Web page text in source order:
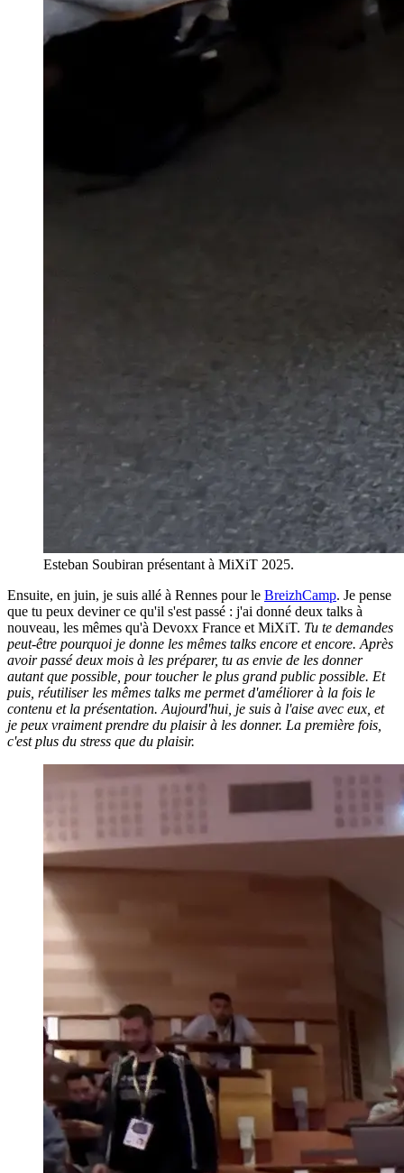
Esteban Soubiran présentant à MiXiT 2025.
Ensuite, en juin, je suis allé à Rennes pour le BreizhCamp. Je pense
que tu peux deviner ce qu'il s'est passé : j'ai donné deux talks à
nouveau, les mêmes qu'à Devoxx France et MiXiT. Tu te demandes
peut-être pourquoi je donne les mêmes talks encore et encore. Après
avoir passé deux mois à les préparer, tu as envie de les donner
autant que possible, pour toucher le plus grand public possible. Et
puis, réutiliser les mêmes talks me permet d'améliorer à la fois le
contenu et la présentation. Aujourd'hui, je suis à l'aise avec eux, et
je peux vraiment prendre du plaisir à les donner. La première fois,
c'est plus du stress que du plaisir.